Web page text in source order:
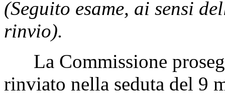
(Seguito esame, ai sensi
rinvio).
La Commissione
rinviato nella seduta del 9